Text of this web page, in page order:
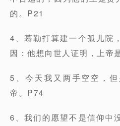
的。P21
4、慕勒打算建一个孤儿院
因：他想向世人证明，上帝
5、今天我又两手空空，
帝。P74
6、我们的愿望不是信仰中